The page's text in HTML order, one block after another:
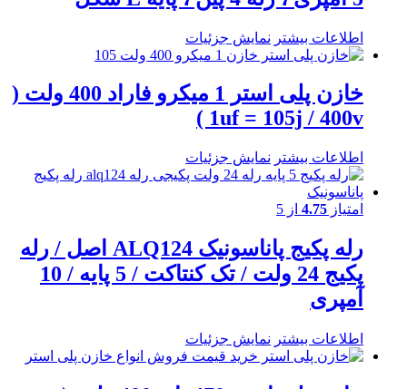
اطلاعات بیشتر نمایش جزئیات
خازن پلی استر 1 میکرو فاراد 400 ولت (
1uf = 105j / 400v )
اطلاعات بیشتر نمایش جزئیات
امتیاز 4.75 از 5
رله پکیج پاناسونیک ALQ124 اصل / رله
پکیج 24 ولت / تک کنتاکت / 5 پایه / 10
آمپری
اطلاعات بیشتر نمایش جزئیات